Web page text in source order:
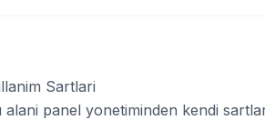
Sartlari
alani panel yonetiminden kendi